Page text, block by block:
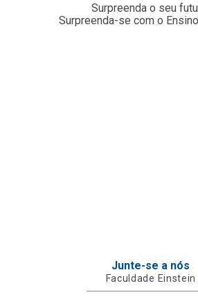
Surpreenda o seu
Surpreenda-se com o
Junte-se a nós
Faculdade Einstein